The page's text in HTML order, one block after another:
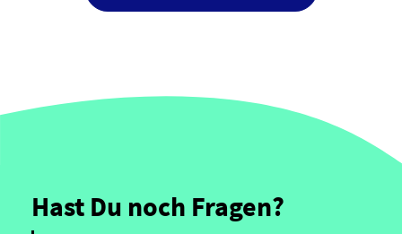
Hast Du noch Fragen?